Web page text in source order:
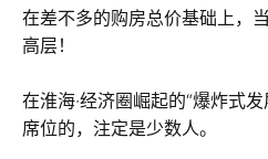
在差不多的购房总价基础上
高层！
在淮海·经济圈崛起的“爆炸式
席位的，注定是少数人。